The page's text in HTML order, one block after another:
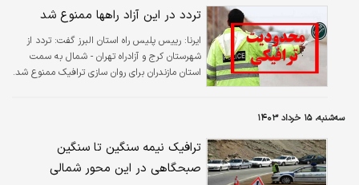
تردد در این آزاد راهها ممنوع شد
ایرنا: رییس پلیس راه استان البرز گفت: تردد از
شهرستان کرج و آزادراه تهران - شمال به سمت
استان مازندران برای روان سازی ترافیک ممنوع شد.
سه‌شنبه، ۱۵ خرداد ۱۴۰۳
ترافیک نیمه سنگین تا سنگین
صبحگاهی در این محور شمالی